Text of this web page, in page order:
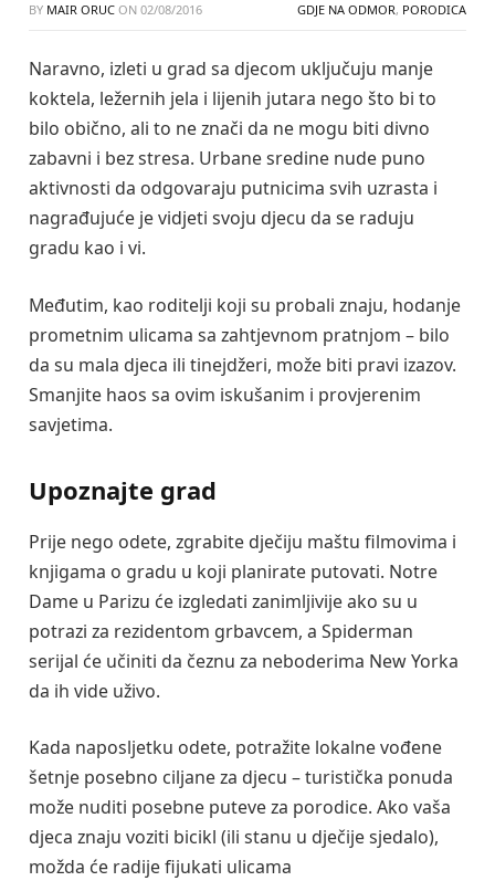
BY MAIR ORUC ON 02/08/2016 GDJE NA ODMOR, PORODICA
Naravno, izleti u grad sa djecom uključuju manje
koktela, ležernih jela i lijenih jutara nego što bi to
bilo obično, ali to ne znači da ne mogu biti divno
zabavni i bez stresa. Urbane sredine nude puno
aktivnosti da odgovaraju putnicima svih uzrasta i
nagrađujuće je vidjeti svoju djecu da se raduju
gradu kao i vi.
Međutim, kao roditelji koji su probali znaju, hodanje
prometnim ulicama sa zahtjevnom pratnjom – bilo
da su mala djeca ili tinejdžeri, može biti pravi izazov.
Smanjite haos sa ovim iskušanim i provjerenim
savjetima.
Upoznajte grad
Prije nego odete, zgrabite dječiju maštu filmovima i
knjigama o gradu u koji planirate putovati. Notre
Dame u Parizu će izgledati zanimljivije ako su u
potrazi za rezidentom grbavcem, a Spiderman
serijal će učiniti da čeznu za neboderima New Yorka
da ih vide uživo.
Kada naposljetku odete, potražite lokalne vođene
šetnje posebno ciljane za djecu – turistička ponuda
može nuditi posebne puteve za porodice. Ako vaša
djeca znaju voziti bicikl (ili stanu u dječije sjedalo),
možda će radije fijukati ulicama